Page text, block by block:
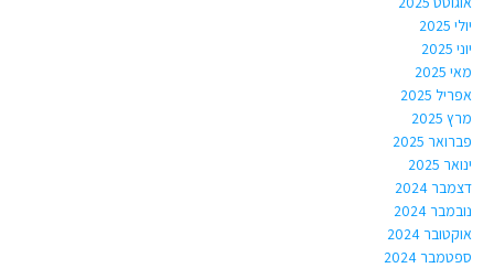
יולי 2025
יוני 2025
מאי 2025
אפריל 2025
מרץ 2025
פברואר 2025
ינואר 2025
דצמבר 2024
נובמבר 2024
אוקטובר 2024
ספטמבר 2024